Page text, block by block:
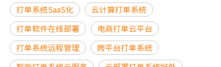
打单系统SaaS化
云计算打单系统
打单软件在线部署
电商打单云平台
打单系统远程管理
跨平台打单系统